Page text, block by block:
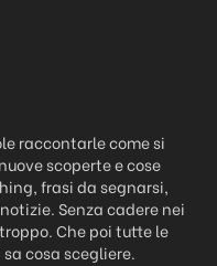
raccontarle come si
scoperte e cose
frasi da segnarsi,
Senza cadere nei
Che poi tutte le
cosa scegliere.